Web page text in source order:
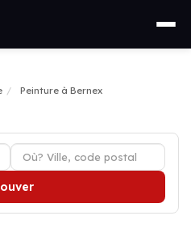
Peinture à Bernex